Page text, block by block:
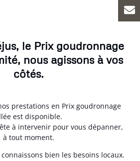
le Prix goudronnage
nous agissons à vos
côtés.
prestations en Prix goudronnage
est disponible.
à intervenir pour vous dépanner,
à tout moment.
bien les besoins locaux.